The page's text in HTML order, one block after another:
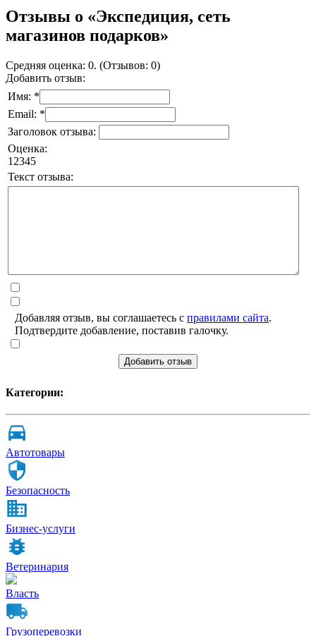
Отзывы о «Экспедиция, сеть
магазинов подарков»
Средняя оценка: 0. (Отзывов: 0)
Добавить отзыв:
Имя: *
Email: *
Заголовок отзыва:
Оценка:
1 2345
Текст отзыва:
Добавляя отзыв, вы соглашаетесь с правилами сайта.
Подтвердите добавление, поставив галочку.
Добавить отзыв
Категории:
Автотовары
Безопасность
Бизнес-услуги
Ветеринария
Власть
Грузоперевозки